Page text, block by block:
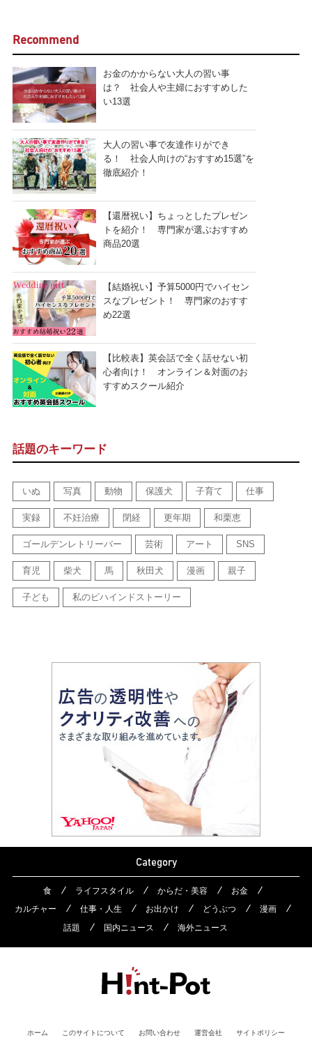
Recommend
お金のかからない大人の習い事
は？ 社会人や主婦におすすめした
い13選
大人の習い事で友達作りができ
る！ 社会人向けの“おすすめ15選”を
徹底紹介！
【還暦祝い】ちょっとしたプレゼン
トを紹介！ 専門家が選ぶおすすめ
商品20選
【結婚祝い】予算5000円でハイセン
スなプレゼント！ 専門家のおすす
め22選
【比較表】英会話で全く話せない初
心者向け！ オンライン＆対面のお
すすめスクール紹介
話題のキーワード
いぬ 写真 動物 保護犬 子育て 仕事
実録 不妊治療 閉経 更年期 和栗恵
ゴールデンレトリーバー 芸術 アート SNS
育児 柴犬 馬 秋田犬 漫画 親子
子ども 私のビハインドストーリー
Category
食 ライフスタイル からだ・美容
お金
カルチャー
仕事・人生 お出かけ どうぶつ
漫画
話題
国内ニュース 海外ニュース
ホーム このサイトについて お問い合わせ 運営会社 サイトポリシー